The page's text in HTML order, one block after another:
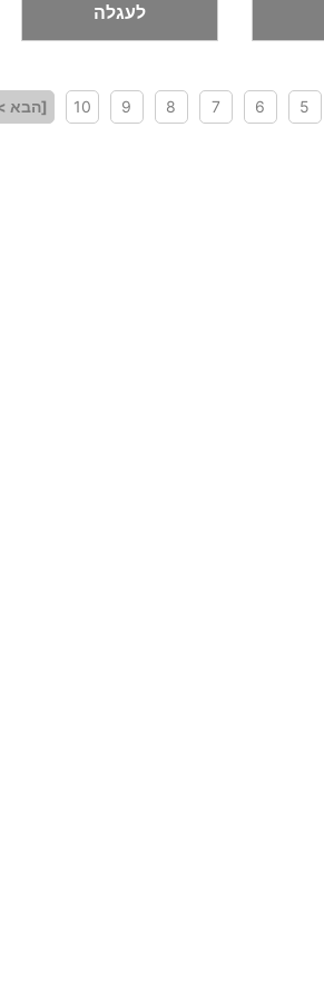
לעגלה
5
6
7
8
9
10 [הבא